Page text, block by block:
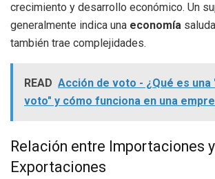
crecimiento y desarrollo económico. Un
generalmente indica una economía
también trae complejidades.
READ Acción de voto - ¿Qué es una
voto" y cómo funciona en una
Relación entre Importaciones y
Exportaciones